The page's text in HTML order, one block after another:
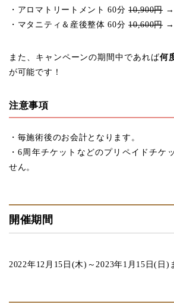
・アロマトリートメント 60分10,900円
・マタニティ＆産後整体 60分10,600円
また、キャンペーンの期間中であれば何
が可能です！
注意事項
・毎施術後のお会計となります。
・6周年チケットなどのプリペイドチケ
せん。
開催期間
2022年12月15日(木)～2023年1月15日(日)